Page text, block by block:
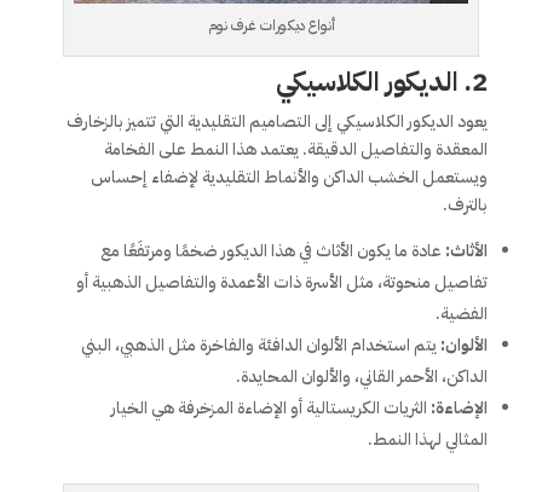
أنواع ديكورات غرف نوم
2. الديكور الكلاسيكي
يعود الديكور الكلاسيكي إلى التصاميم التقليدية التي تتميز بالزخارف
المعقدة والتفاصيل الدقيقة. يعتمد هذا النمط على الفخامة
ويستعمل الخشب الداكن والأنماط التقليدية لإضفاء إحساس
بالترف.
الأثاث: عادة ما يكون الأثاث في هذا الديكور ضخمًا ومرتفَعًا مع
تفاصيل منحوتة، مثل الأسرة ذات الأعمدة والتفاصيل الذهبية أو
الفضية.
الألوان: يتم استخدام الألوان الدافئة والفاخرة مثل الذهبي، البني
الداكن، الأحمر القاني، والألوان المحايدة.
الإضاءة: الثريات الكريستالية أو الإضاءة المزخرفة هي الخيار
المثالي لهذا النمط.